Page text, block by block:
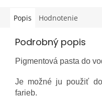
Popis Hodnotenie
Podrobný popis
Pigmentová pasta do
Je možné ju použiť
farieb.